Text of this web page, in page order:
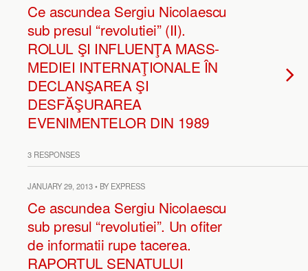
Ce ascundea Sergiu Nicolaescu
sub presul “revolutiei” (II).
ROLUL ŞI INFLUENŢA MASS-
MEDIEI INTERNAŢIONALE ÎN
DECLANŞAREA ŞI
DESFĂŞURAREA
EVENIMENTELOR DIN 1989
3 RESPONSES
JANUARY 29, 2013 • BY EXPRESS
Ce ascundea Sergiu Nicolaescu
sub presul “revolutiei”. Un ofiter
de informatii rupe tacerea.
RAPORTUL SENATULUI